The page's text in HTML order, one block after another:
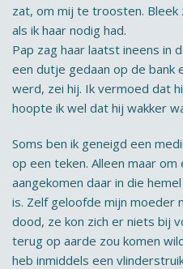
zat, om mij te troosten.
als ik haar nodig had.
Pap zag haar laatst ineens in
een dutje gedaan op de bank
werd, zei hij. Ik vermoed dat
hoopte ik wel dat hij wakker
Soms ben ik geneigd een
op een teken. Alleen maar
aangekomen daar in die
is. Zelf geloofde mijn moeder
dood, ze kon zich er niets bij
terug op aarde zou komen
heb inmiddels een